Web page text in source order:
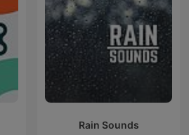
Rain Sounds